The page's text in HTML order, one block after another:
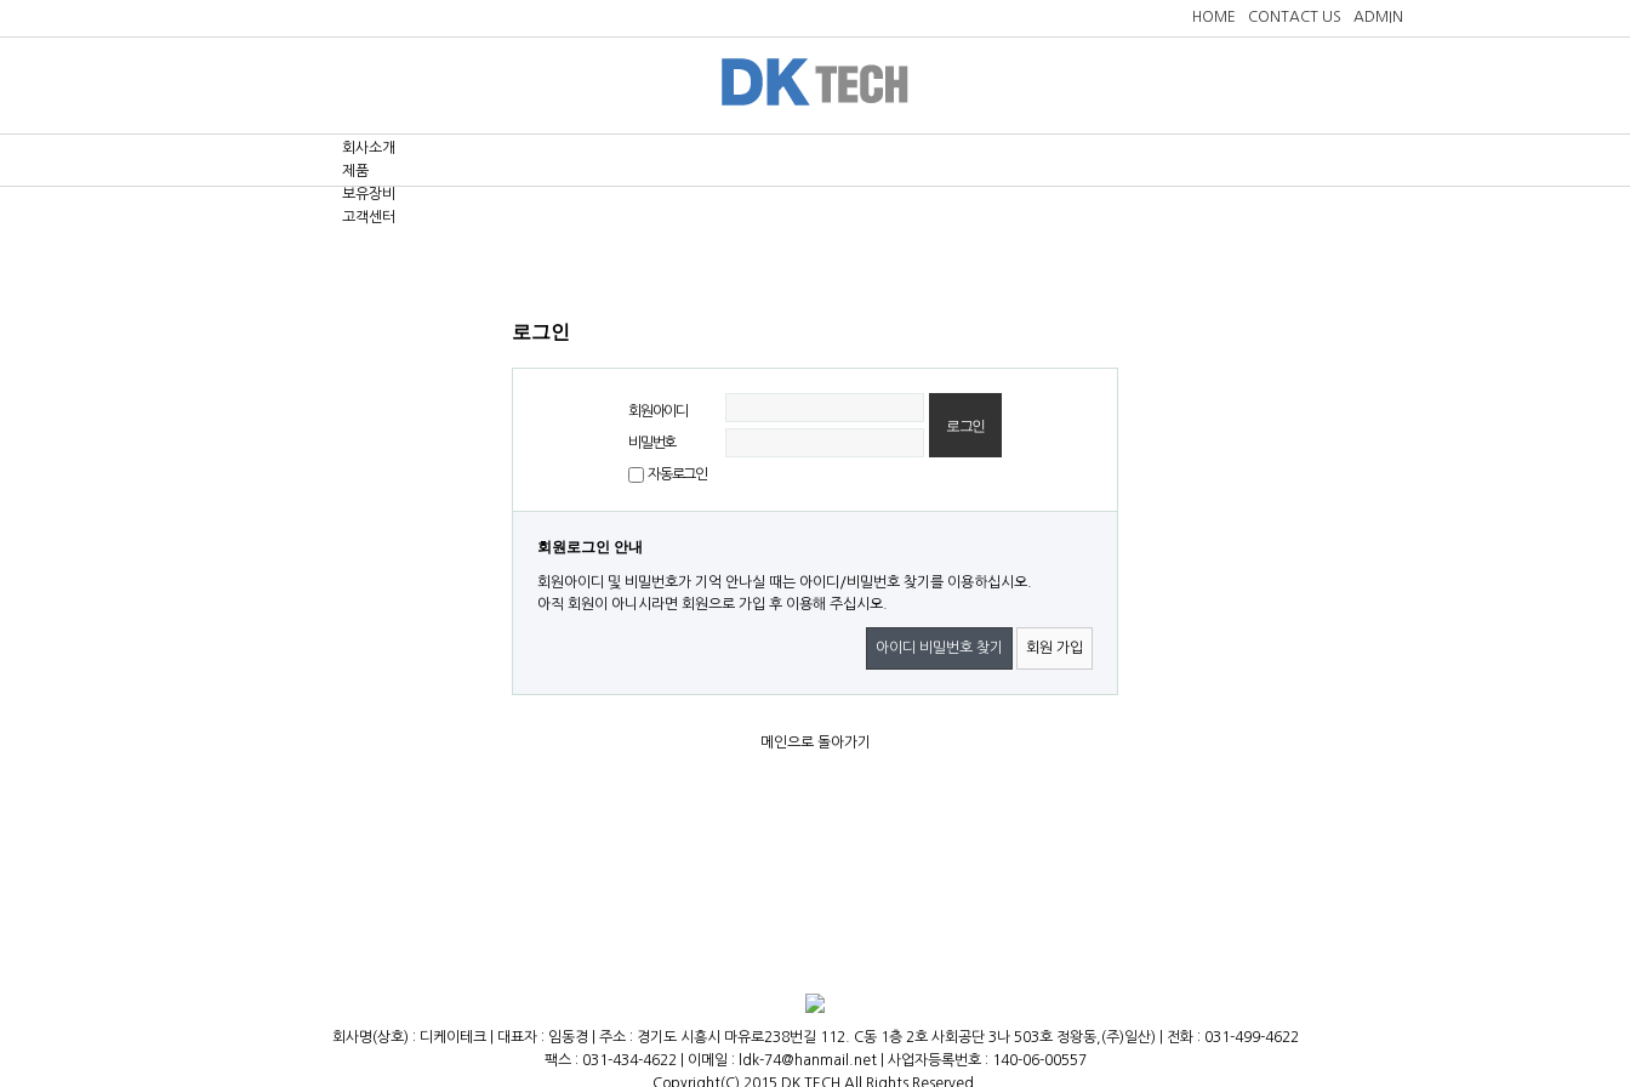
HOME CONTACT US ADMIN
회사소개
제품
보유장비
고객센터
로그인
회원아이디
비밀번호
자동로그인
회원로그인 안내
회원아이디 및 비밀번호가 기억 안나실 때는 아이디/비밀번호 찾기를 이용하십시오.
아직 회원이 아니시라면 회원으로 가입 후 이용해 주십시오.
아이디 비밀번호 찾기 회원 가입
메인으로 돌아가기
회사명(상호) : 디케이테크 | 대표자 : 임동경 | 주소 : 경기도 시흥시 마유로238번길 112. C동 1층 2호 사회공단 3나 503호 정왕동,(주)일산) | 전화 : 031-499-4622
팩스 : 031-434-4622 | 이메일 : ldk-74@hanmail.net | 사업자등록번호 : 140-06-00557
Copyright(C) 2015 DK TECH All Rights Reserved.